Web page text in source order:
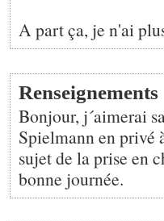
A part ça, je n'ai
Renseignements
Bonjour, j´aimerai
Spielmann en privé
sujet de la prise en
bonne journée.